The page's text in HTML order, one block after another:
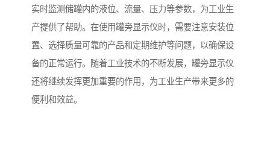
实时监测储罐内的液位、流量、压力等参数，为工业生
产提供了帮助。在使用罐旁显示仪时，需要注意安装位
置、选择质量可靠的产品和定期维护等问题，以确保设
备的正常运行。随着工业技术的不断发展，罐旁显示仪
还将继续发挥更加重要的作用，为工业生产带来更多的
便利和效益。